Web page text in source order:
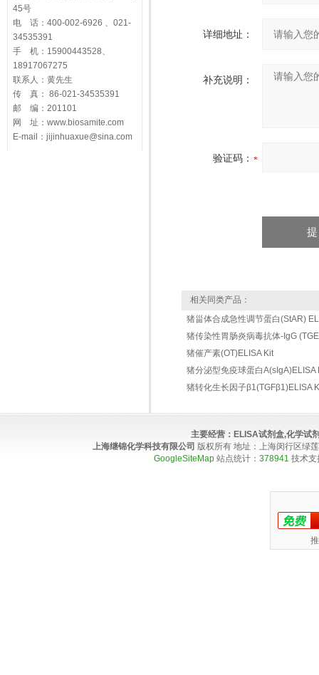
45号
电 话：400-002-6926 、021-
34535391
手 机：15900443528、
18917067275
联系人：黄先生
传 真： 86-021-34535391
邮 编：201101
网 址：www.biosamite.com
E-mail：jijinhuaxue@sina.com
详细地址：
补充说明：
验证码：
相关同类产品：
猪甾体合成急性调节蛋白(StAR)
猪传染性胃肠炎病毒抗体-IgG
猪催产素(OT)ELISA Kit
猪分泌型免疫球蛋白A(sIgA)ELISA
猪转化生长因子β1(TGFβ1)ELISA
主要经营： ELISA试剂盒,化学试
上海继锦化学科技有限公司 版权所有 地址：上海闵行区绿
GoogleSiteMap 站点统计： 378941 技术支